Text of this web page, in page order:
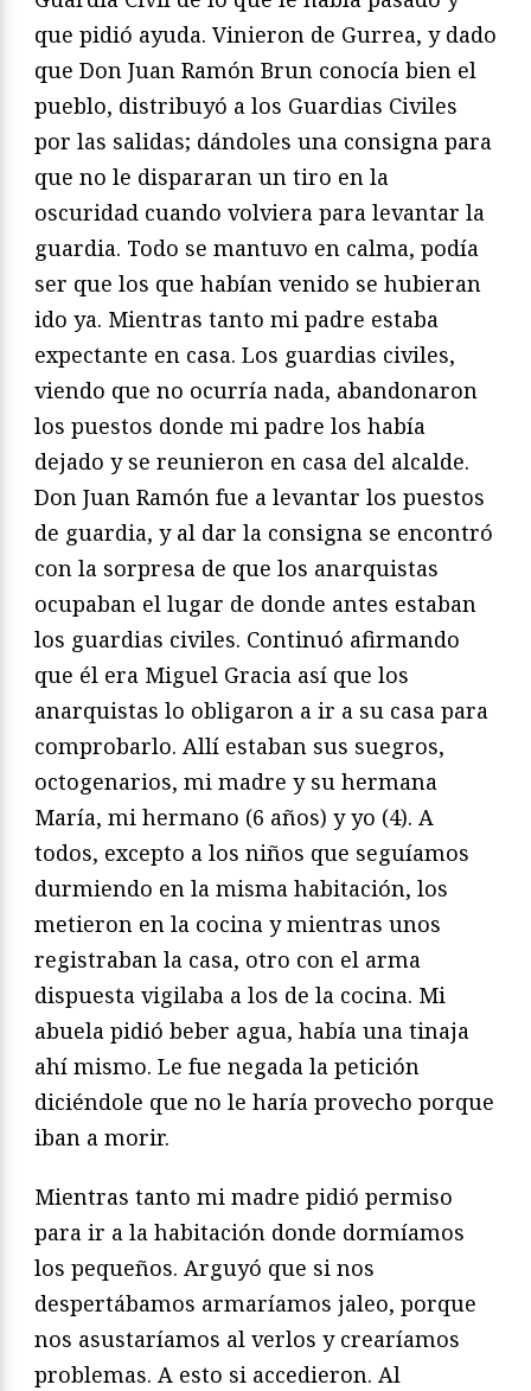
que pidió ayuda. Vinieron de Gurrea, y dado
que Don Juan Ramón Brun conocía bien el
pueblo, distribuyó a los Guardias Civiles
por las salidas; dándoles una consigna para
que no le dispararan un tiro en la
oscuridad cuando volviera para levantar la
guardia. Todo se mantuvo en calma, podía
ser que los que habían venido se hubieran
ido ya. Mientras tanto mi padre estaba
expectante en casa. Los guardias civiles,
viendo que no ocurría nada, abandonaron
los puestos donde mi padre los había
dejado y se reunieron en casa del alcalde.
Don Juan Ramón fue a levantar los puestos
de guardia, y al dar la consigna se encontró
con la sorpresa de que los anarquistas
ocupaban el lugar de donde antes estaban
los guardias civiles. Continuó afirmando
que él era Miguel Gracia así que los
anarquistas lo obligaron a ir a su casa para
comprobarlo. Allí estaban sus suegros,
octogenarios, mi madre y su hermana
María, mi hermano (6 años) y yo (4). A
todos, excepto a los niños que seguíamos
durmiendo en la misma habitación, los
metieron en la cocina y mientras unos
registraban la casa, otro con el arma
dispuesta vigilaba a los de la cocina. Mi
abuela pidió beber agua, había una tinaja
ahí mismo. Le fue negada la petición
diciéndole que no le haría provecho porque
iban a morir.
Mientras tanto mi madre pidió permiso
para ir a la habitación donde dormíamos
los pequeños. Arguyó que si nos
despertábamos armaríamos jaleo, porque
nos asustaríamos al verlos y crearíamos
problemas. A esto si accedieron. Al